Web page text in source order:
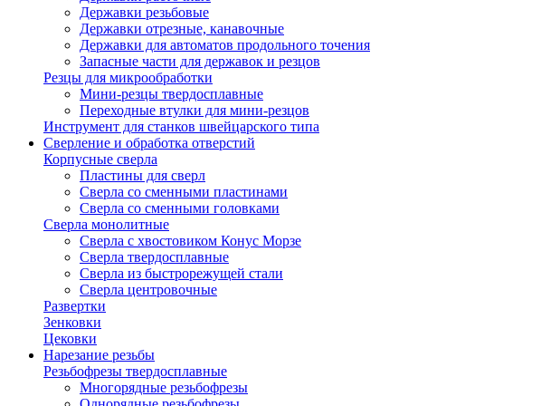
Державки резьбовые
Державки отрезные, канавочные
Державки для автоматов продольного точения
Запасные части для державок и резцов
Резцы для микрообработки
Мини-резцы твердосплавные
Переходные втулки для мини-резцов
Инструмент для станков швейцарского типа
Сверление и обработка отверстий
Корпусные сверла
Пластины для сверл
Сверла со сменными пластинами
Сверла со сменными головками
Сверла монолитные
Сверла с хвостовиком Конус Морзе
Сверла твердосплавные
Сверла из быстрорежущей стали
Сверла центровочные
Развертки
Зенковки
Цековки
Нарезание резьбы
Резьбофрезы твердосплавные
Многорядные резьбофрезы